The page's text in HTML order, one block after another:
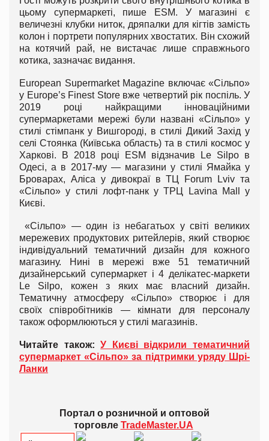
цьому супермаркеті, пише ESM. У магазині є
величезні клубки ниток, дряпалки для кігтів замість
колон і портрети популярних хвостатих. Він схожий
на котячий рай, не вистачає лише справжнього
котика, зазначає видання.
European Supermarket Magazine включає «Сільпо»
у Europe’s Finest Store вже четвертий рік поспіль. У
2019 році найкращими інноваційними
супермаркетами мережі були названі «Сільпо» у
стилі стімпанк у Вишгороді, в стилі Дикий Захід у
селі Стоянка (Київська область) та в стилі космос у
Харкові. В 2018 році ESM відзначив Le Silpo в
Одесі, а в 2017-му — магазини у стилі Ямайка у
Броварах, Аліса у дивокраї в ТЦ Forum Lviv та
«Сільпо» у стилі лофт-панк у ТРЦ Lavina Mall у
Києві.
«Cільпо» — один із небагатьох у світі великих
мережевих продуктових ритейлерів, який створює
індивідуальний тематичний дизайн для кожного
магазину. Нині в мережі вже 51 тематичний
дизайнерський супермаркет і 4 делікатес-маркети
Le Silpo, кожен з яких має власний дизайн.
Тематичну атмосферу «Сільпо» створює і для
своїх співробітників — кімнати для персоналу
також оформлюються у стилі магазинів.
Читайте також:У Києві відкрили тематичний
супермаркет «Сільпо» за підтримки уряду Шрі-
Ланки
Портал о розничной и оптовой
торговле TradeMaster.UA